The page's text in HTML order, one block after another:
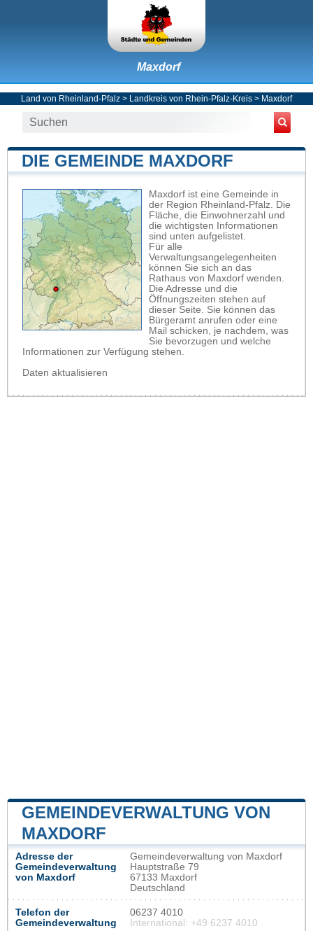
Maxdorf
Land von Rheinland-Pfalz > Landkreis von Rhein-Pfalz-Kreis > Maxdorf
DIE GEMEINDE MAXDORF
Maxdorf ist eine Gemeinde in
der Region Rheinland-Pfalz. Die
Fläche, die Einwohnerzahl und
die wichtigsten Informationen
sind unten aufgelistet.
Für alle
Verwaltungsangelegenheiten
können Sie sich an das
Rathaus von Maxdorf wenden.
Die Adresse und die
Öffnungszeiten stehen auf
dieser Seite. Sie können das
Bürgeramt anrufen oder eine
Mail schicken, je nachdem, was
Sie bevorzugen und welche
Informationen zur Verfügung stehen.
Daten aktualisieren
GEMEINDEVERWALTUNG VON
MAXDORF
Adresse der
Gemeindeverwaltung
von Maxdorf
Gemeindeverwaltung von Maxdorf
Hauptstraße 79
67133 Maxdorf
Deutschland
Telefon der
Gemeindeverwaltung
06237 4010
International: +49 6237 4010